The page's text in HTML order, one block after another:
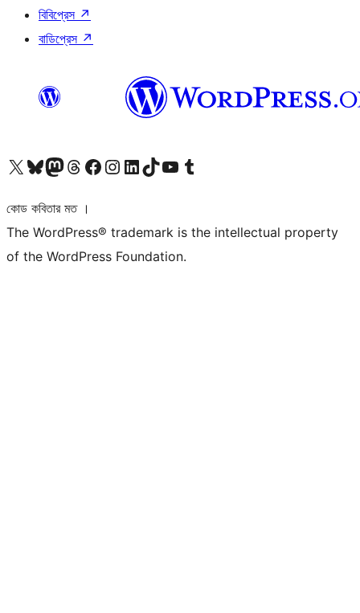
বিবিপ্রেস ↗
বাডিপ্রেস ↗
আমাদের X (আগের টুইটার) অ্যাকাউন্টে যানআমাদের Bluesky অ্যাকাউন্টটি দেখুনআমাদের মাস্টোডন অ্যাকাউন্টটি দেখুনআমাদের থ্রেডস অ্যাকাউন্টটি দেখুনআমাদের ফেসবুক পেজ দেখুনআমাদের ইন্সটাগ্রাম অ্যাকাউন্ট দেখুনআমাদের লিঙ্কডইন অ্যাকাউন্টে যানআমাদের TikTok অ্যাকাউন্টটি দেখুনআমাদের ইউটিউব চ্যানেলে যান আমাদের টাম্বলার অ্যাকাউন্ট দেখুন
কোড কবিতার মত ।
The WordPress® trademark is the intellectual property
of the WordPress Foundation.